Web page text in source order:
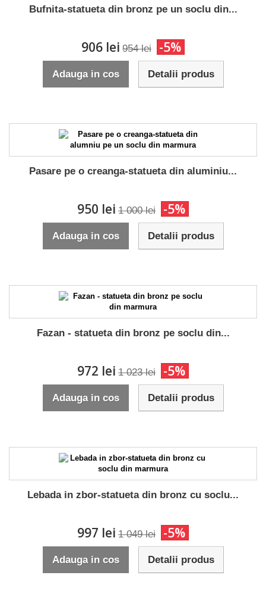
Bufnita-statueta din bronz pe un soclu din...
906 lei 954 lei -5%
Adauga in cos Detalii produs
Pasare pe o creanga-statueta din aluminiu...
950 lei 1 000 lei -5%
Adauga in cos Detalii produs
Fazan - statueta din bronz pe soclu din...
972 lei 1 023 lei -5%
Adauga in cos Detalii produs
Lebada in zbor-statueta din bronz cu soclu...
997 lei 1 049 lei -5%
Adauga in cos Detalii produs